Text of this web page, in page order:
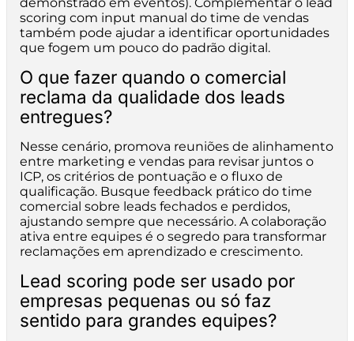
scoring com input manual do time de vendas
também pode ajudar a identificar oportunidades
que fogem um pouco do padrão digital.
O que fazer quando o comercial
reclama da qualidade dos leads
entregues?
Nesse cenário, promova reuniões de alinhamento
entre marketing e vendas para revisar juntos o
ICP, os critérios de pontuação e o fluxo de
qualificação. Busque feedback prático do time
comercial sobre leads fechados e perdidos,
ajustando sempre que necessário. A colaboração
ativa entre equipes é o segredo para transformar
reclamações em aprendizado e crescimento.
Lead scoring pode ser usado por
empresas pequenas ou só faz
sentido para grandes equipes?